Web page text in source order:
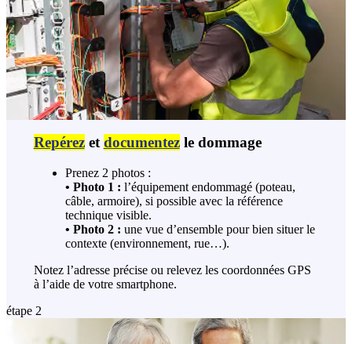
Repérezetdocumentezle dommage
Prenez 2 photos :
• Photo 1 : l’équipement endommagé (poteau,
câble, armoire), si possible avec la référence
technique visible.
• Photo 2 : une vue d’ensemble pour bien situer le
contexte (environnement, rue…).
Notez l’adresse précise ou relevez les coordonnées GPS
à l’aide de votre smartphone.
étape 2